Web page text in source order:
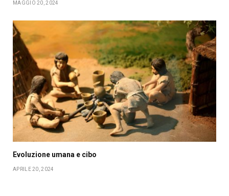
MAGGIO 20, 2024
Evoluzione umana e cibo
APRILE 20, 2024